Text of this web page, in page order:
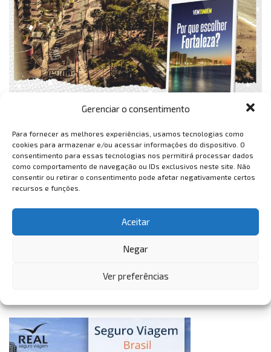
Gerenciar o consentimento
Para fornecer as melhores experiências, usamos tecnologias como
cookies para armazenar e/ou acessar informações do dispositivo. O
consentimento para essas tecnologias nos permitirá processar dados
como comportamento de navegação ou IDs exclusivos neste site. Não
consentir ou retirar o consentimento pode afetar negativamente certos
recursos e funções.
Aceitar
Negar
Ver preferências